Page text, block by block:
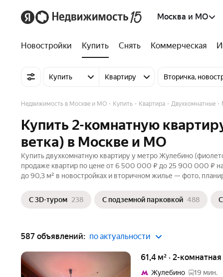
Москва и МО
Новостройки Купить Снять Коммерческая
Купить Квартиру Вторичка,
Недвижимость в Москве и МО Купить Квартира Двухкомнатные
Купить 2-комнатную
ветка) в Москве и МО
Купить двухкомнатную квартиру у метро Жулебино
продаже квартир по цене от 6 500 000 ₽ до 25 900 000 ₽
до 90,3 м² в новостройках и вторичном жилье — фото,
С 3D-туром 238 С подземной парковкой 488
587 объявлений: по актуальности
61,4 м² · 2-
Жулебино
19 мин.